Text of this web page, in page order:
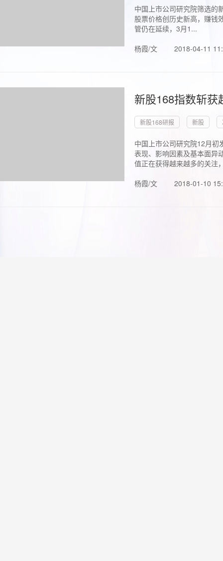
中国上市公司研究院筛选的
股票价格创历史新高，赚钱
管仍在延续，3月1...
杨霞/文
2018-04-11
新股168指数斩
新股168研报 新股
中国上市公司研究院12月初
表现、影响因素及基本面异
值正在获得越来越多的关注
杨霞/文
2018-01-10